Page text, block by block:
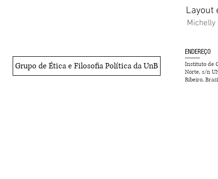
Layout
Michelly
Grupo de Ética e Filosofia Política da UnB
ENDEREÇO
Instituto de
Norte, s/n
Ribeiro,